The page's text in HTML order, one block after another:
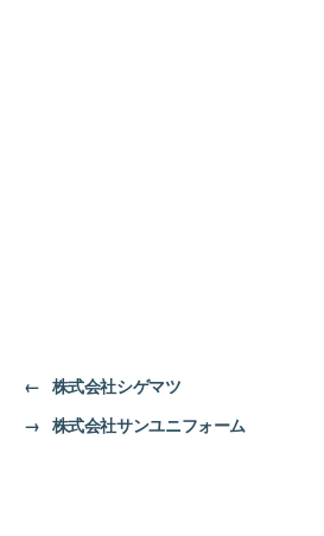
← 株式会社シゲマツ
→ 株式会社サンユニフォーム